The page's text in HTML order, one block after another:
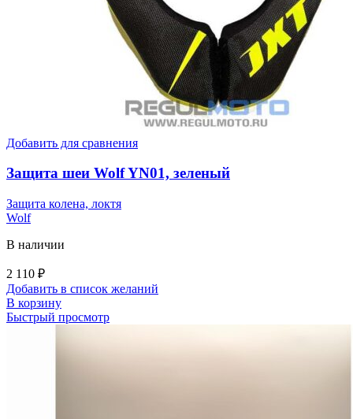
Добавить для сравнения
Защита шеи Wolf YN01, зеленый
Защита колена, локтя
Wolf
В наличии
2 110 ₽
Добавить в список желаний
В корзину
Быстрый просмотр